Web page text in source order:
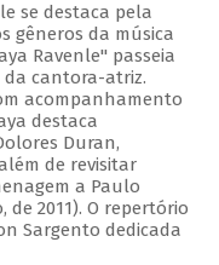
se destaca pela
gêneros da música
Ravenle" passeia
da cantora-atriz.
acompanhamento
destaca
Duran,
de revisitar
a Paulo
de 2011). O repertório
Sargento dedicada